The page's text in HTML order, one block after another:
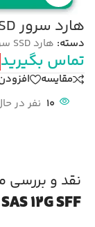
هارد سرور HP SAS 1.6T 12G SFF SSD
دسته: هارد SSD سرور
تماس بگیرید
مقایسه
10 نفر در
نقد و
12G SFF